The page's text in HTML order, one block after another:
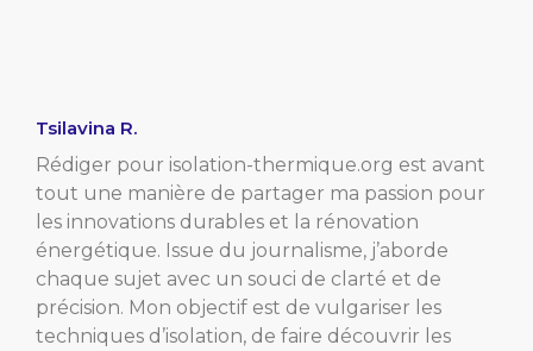
Tsilavina R.
Rédiger pour isolation-thermique.org est avant
tout une manière de partager ma passion pour
les innovations durables et la rénovation
énergétique. Issue du journalisme, j’aborde
chaque sujet avec un souci de clarté et de
précision. Mon objectif est de vulgariser les
techniques d’isolation, de faire découvrir les